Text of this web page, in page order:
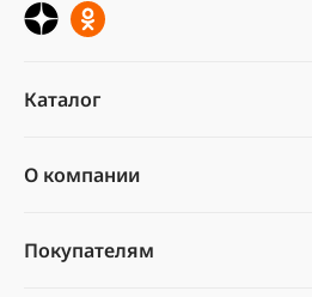
Каталог
О компании
Покупателям